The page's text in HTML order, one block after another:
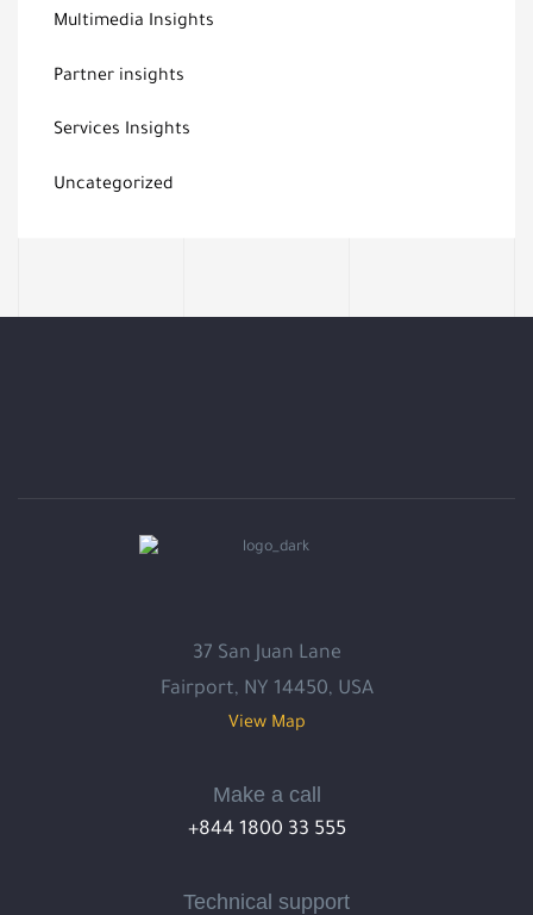
Multimedia Insights
Partner insights
Services Insights
Uncategorized
37 San Juan Lane
Fairport, NY 14450, USA
View Map
Make a call
+844 1800 33 555
Technical support